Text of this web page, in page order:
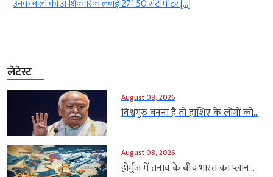
उनके बालों की आधिकारिक लंबाई 271.50 सेंटीमीटर […]
लेटेस्ट
August 08, 2026
विश्वगुरु बनना है तो हाशिए के लोगों को...
August 08, 2026
होर्मुज में तनाव के बीच भारत का प्लान...